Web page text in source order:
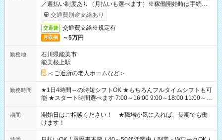
／週払い制度あり（月払いも選べます）※稼働開始時は手続き完
了次第のお支払いとなります。
交通費別途支給あり
交通費 交通費支給※規定有
月収例 ～5万円
勤務地
石川県能美市
能美根上駅
＜ご近所の老人ホームなど＞
勤務時間
★1日4時間～の時短シフトOK ★もちろんフルタイムシフトも可
能 ★スタート時間選べます 7:00～16:00 9:00～18:00 11:00～
20:00 など 残業なし！ ※Wワークの場合、他のお仕事と合わせ
週40時間超の就業はご案内できません ※法令に基づき、週20時
間以上勤務は社会保険への加入対象となります ※労働者派遣法
（日雇い派遣の原則禁止）により、短時間・短期間の就業はご
案内が難しい場合があります
期間
開始日はご相談ください！ ★職場が気に入れば、長期でも働
けます！